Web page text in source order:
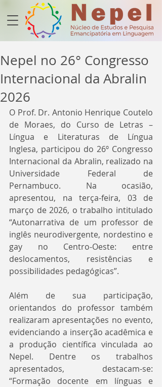
Nepel no 26° Congresso
Internacional da Abralin
2026
O Prof. Dr. Antonio Henrique Coutelo
de Moraes, do Curso de Letras –
Língua e Literaturas de Língua
Inglesa, participou do 26º Congresso
Internacional da Abralin, realizado na
Universidade Federal de
Pernambuco. Na ocasião,
apresentou, na terça-feira, 03 de
março de 2026, o trabalho intitulado
“Autonarrativa de um professor de
inglês neurodivergente, nordestino e
gay no Centro-Oeste: entre
deslocamentos, resistências e
possibilidades pedagógicas”.
Além de sua participação,
orientandos do professor também
realizaram apresentações no evento,
evidenciando a inserção acadêmica e
a produção científica vinculada ao
Nepel. Dentre os trabalhos
apresentados, destacam-se:
“Formação docente em línguas e